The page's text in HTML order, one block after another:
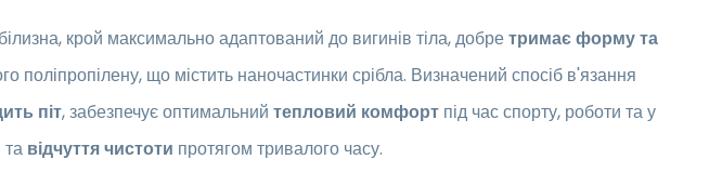
білизна, крой максимально адаптований до вигинів тіла, добретримає форму та
поліпропілену, що містить наночастинки срібла. Визначений спосіб в'язання
піт, забезпечує оптимальний тепловий комфорт під час спорту, роботи та у
та відчуття чистоти протягом тривалого часу.